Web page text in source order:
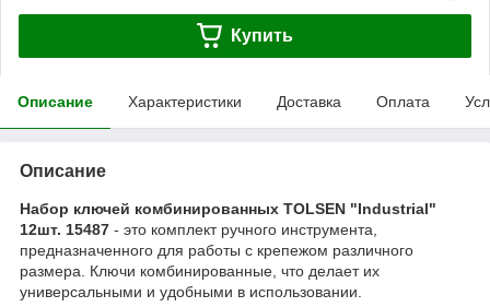
Купить
Описание Характеристики Доставка Оплата
Описание
Набор ключей комбинированных TOLSEN "Industrial"
12шт. 15487 - это комплект ручного инструмента,
предназначенного для работы с крепежом различного
размера. Ключи комбинированные, что делает их
универсальными и удобными в использовании.